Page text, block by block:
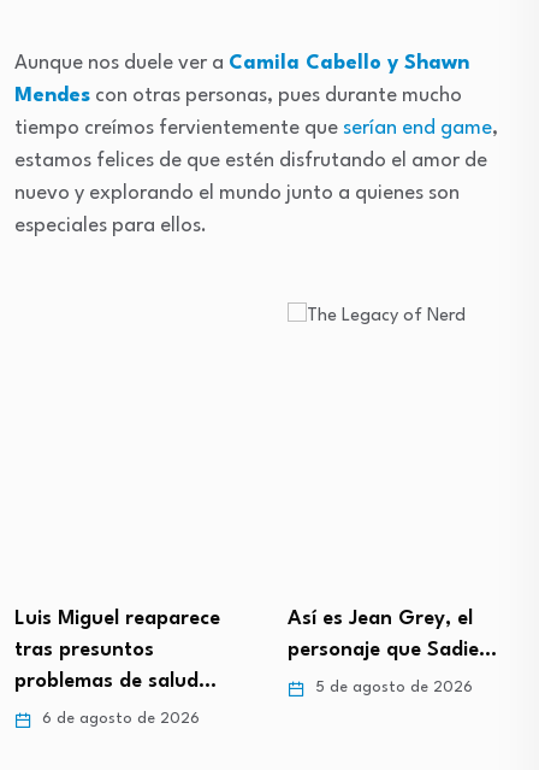
Aunque nos duele ver a Camila Cabello y Shawn
Mendes con otras personas, pues durante mucho
tiempo creímos fervientemente que serían end game,
estamos felices de que estén disfrutando el amor de
nuevo y explorando el mundo junto a quienes son
especiales para ellos.
Luis Miguel reaparece
tras presuntos
problemas de salud…
6 de agosto de 2026
Así es Jean Grey, el
personaje que Sadie…
5 de agosto de 2026